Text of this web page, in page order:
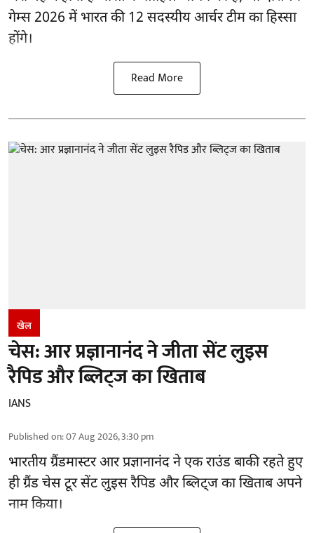
गेम्स 2026 में भारत की 12 सदस्यीय आर्चर टीम का हिस्सा
होंगे।
Read More
खेल
चेस: आर प्रज्ञानानंद ने जीता सेंट लुइस
रैपिड और ब्लिट्ज का खिताब
IANS
Published on:07 Aug 2026, 3:30 pm
भारतीय ग्रैंडमास्टर आर प्रज्ञानानंद ने एक राउंड बाकी रहते हुए
ही ग्रैंड चेस टूर सेंट लुइस रैपिड और ब्लिट्ज का खिताब अपने
नाम किया।